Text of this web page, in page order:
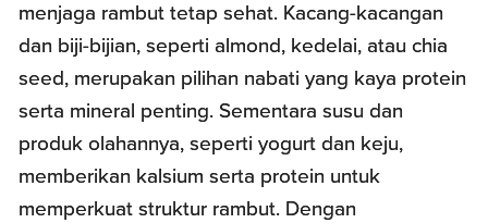
menjaga rambut tetap sehat. Kacang-kacangan
dan biji-bijian, seperti almond, kedelai, atau chia
seed, merupakan pilihan nabati yang kaya protein
serta mineral penting. Sementara susu dan
produk olahannya, seperti yogurt dan keju,
memberikan kalsium serta protein untuk
memperkuat struktur rambut. Dengan